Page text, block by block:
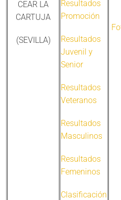
CEAR LA
CARTUJA
(SEVILLA)
Resultados
Promoción
Resultados
Juvenil y
Senior
Resultados
Veteranos
Resultados
Masculinos
Resultados
Femeninos
Clasificación